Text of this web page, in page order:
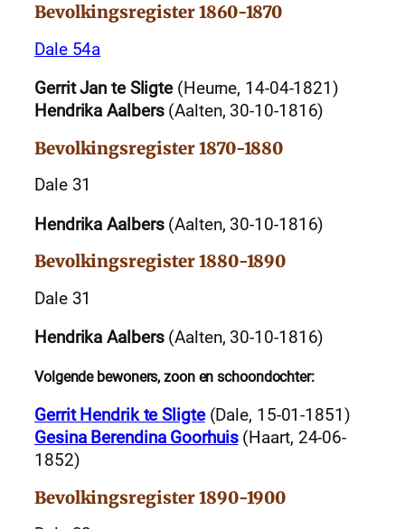
Bevolkingsregister 1860-1870
Dale 54a
Gerrit Jan te Sligte(Heurne, 14-04-1821)
Hendrika Aalbers(Aalten, 30-10-1816)
Bevolkingsregister 1870-1880
Dale 31
Hendrika Aalbers(Aalten, 30-10-1816)
Bevolkingsregister 1880-1890
Dale 31
Hendrika Aalbers(Aalten, 30-10-1816)
Volgende bewoners, zoon en schoondochter:
Gerrit Hendrik te Sligte(Dale, 15-01-1851)
Gesina Berendina Goorhuis(Haart, 24-06-
1852)
Bevolkingsregister 1890-1900